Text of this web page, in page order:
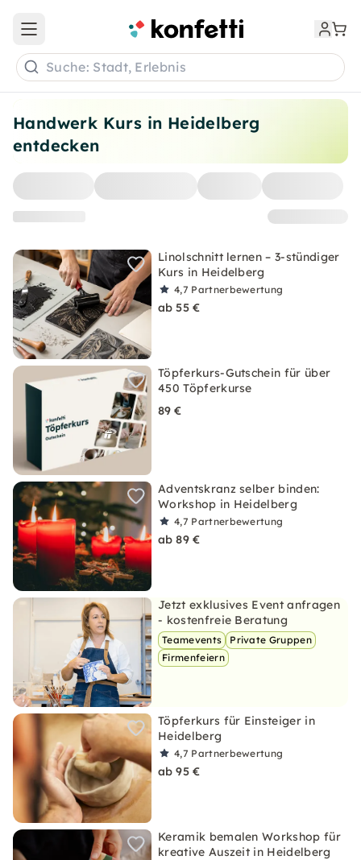
Handwerk Kurs in Heidelberg
entdecken
Linolschnitt lernen – 3-stündiger
Kurs in Heidelberg
4,7 Partnerbewertung
ab 55 €
Töpferkurs-Gutschein für über
450 Töpferkurse
89 €
Adventskranz selber binden:
Workshop in Heidelberg
4,7 Partnerbewertung
ab 89 €
Jetzt exklusives Event anfragen
- kostenfreie Beratung
Teamevents
Private Gruppen
Firmenfeiern
Töpferkurs für Einsteiger in
Heidelberg
4,7 Partnerbewertung
ab 95 €
Keramik bemalen Workshop für
kreative Auszeit in Heidelberg
Open main menu
Suche: Stadt, Erlebnis